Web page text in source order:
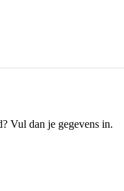
Vul dan je gegevens in.